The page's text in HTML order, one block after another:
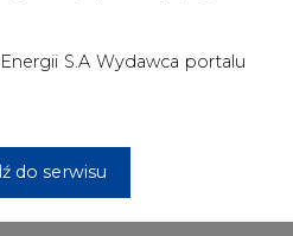
S.A Wydawca portalu
do serwisu
mniejszą liczbę ruchomych
niż ICE. Cechują je niższe
Korzyści wynikające z
będą zmieniać percepcję